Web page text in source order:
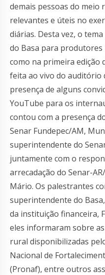
demais pessoas do meio
relevantes e úteis no
diárias. Desta vez, o
do Basa para produtores
como na primeira edição
feita ao vivo do auditório
presença de alguns
YouTube para os
contou com a presença
Senar Fundepec/AM,
superintendente do
juntamente com o
arrecadação do Senar-
Mário. Os palestrantes
superintendente do
da instituição financeira,
eles informaram sobre
rural disponibilizadas
Nacional de
(Pronaf), entre outros